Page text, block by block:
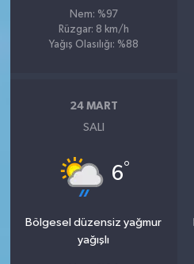
Nem: %97
Rüzgar: 8 km/h
Yağış Olasılığı: %88
24 MART
SALI
6°
Bölgesel düzensiz yağmur
yağışlı